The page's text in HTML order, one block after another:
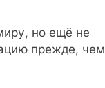
но ещё не
прежде, чем